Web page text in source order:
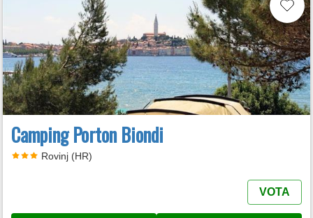
Camping Porton Biondi
Rovinj (HR)
VOTA